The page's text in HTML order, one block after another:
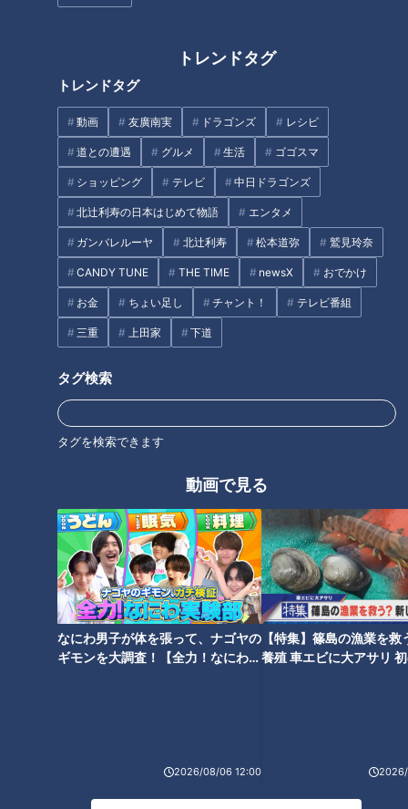
トレンドタグ
トレンドタグ
動画 友廣南実 ドラゴンズ レシピ
道との遭遇 グルメ 生活 ゴゴスマ
ショッピング テレビ 中日ドラゴンズ
北辻利寿の日本はじめて物語 エンタメ
ガンバレルーヤ 北辻利寿 松本道弥 鷲見玲奈
CANDY TUNE THE TIME newsX おでかけ
お金 ちょい足し チャント！ テレビ番組
三重 上田家 下道
タグ検索
タグを検索できます
動画で見る
なにわ男子が体を張って、ナゴヤの
ギモンを大調査！【全力！なにわ実
2026/08/06 12:00
【特集】篠島の漁業を救
養殖 車エビに大アサリ
小学生が掘った謎の廃隧道 「こ
れが通学路だとは信じられな
い」 北海道の廃隧道を大調査す
国道なのに超危険！？走行困難
な日本三大酷道「国道157
号」 激レア標識「40高中」＆
路上河川「洗い越し」も
エンタメ ミキ 道との遭遇
オススメ関連コンテンツ
まるで神殿！？100年前の鉄道
橋脚も 愛知「豊橋鉄道田口線」
の廃線跡を巡る旅！
橋の真隣に現れる巨大なアーチ
橋！岩手県“三陸道”の側道から
見る高速道路の絶景とは
日本一人口の少ない町に眠る線
まるで天国への階段？ケーブル